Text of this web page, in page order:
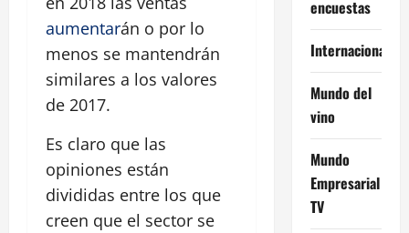
aumentarán o por lo
menos se mantendrán
similares a los valores
de 2017.
Es claro que las
opiniones están
divididas entre los que
creen que el sector se
encuestas
Internacional
Mundo del
vino
Mundo
Empresarial
TV